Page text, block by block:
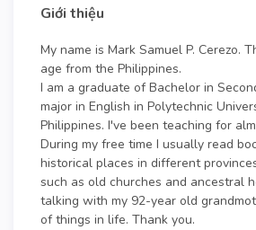
Giới thiệu
My name is Mark Samuel P. Cerezo.
age from the Philippines.
I am a graduate of Bachelor in
major in English in Polytechnic
Philippines. I've been teaching for
During my free time I usually read
historical places in different
such as old churches and ancestral
talking with my 92-year old
of things in life. Thank you.